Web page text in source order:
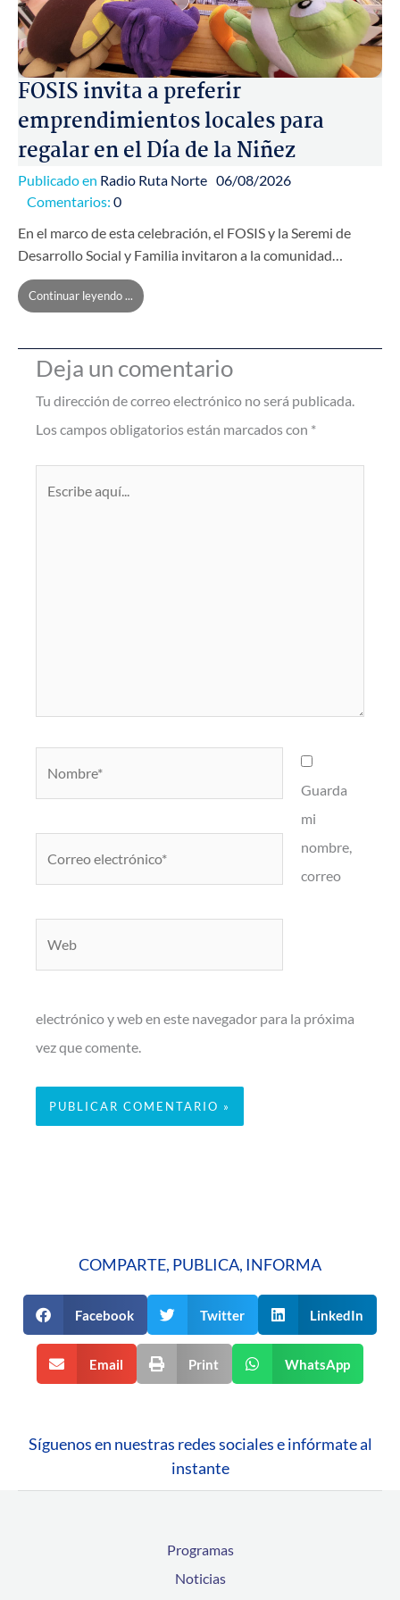
FOSIS invita a preferir
emprendimientos locales para
regalar en el Día de la Niñez
Publicado en Radio Ruta Norte 06/08/2026
Comentarios: 0
En el marco de esta celebración, el FOSIS y la Seremi de
Desarrollo Social y Familia invitaron a la comunidad…
Continuar leyendo ...
Deja un comentario
Tu dirección de correo electrónico no será publicada.
Los campos obligatorios están marcados con *
Guarda
mi
nombre,
correo
electrónico y web en este navegador para la próxima
vez que comente.
COMPARTE, PUBLICA, INFORMA
Facebook Twitter LinkedIn
Email Print WhatsApp
Síguenos en nuestras redes sociales e infórmate al
instante
Programas
Noticias